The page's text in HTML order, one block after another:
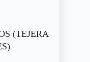
(TEJERA